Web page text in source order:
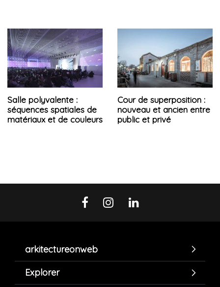
Salle polyvalente :
séquences spatiales de
matériaux et de couleurs
Cour de superposition :
nouveau et ancien entre
public et privé
arkitectureonweb
Explorer